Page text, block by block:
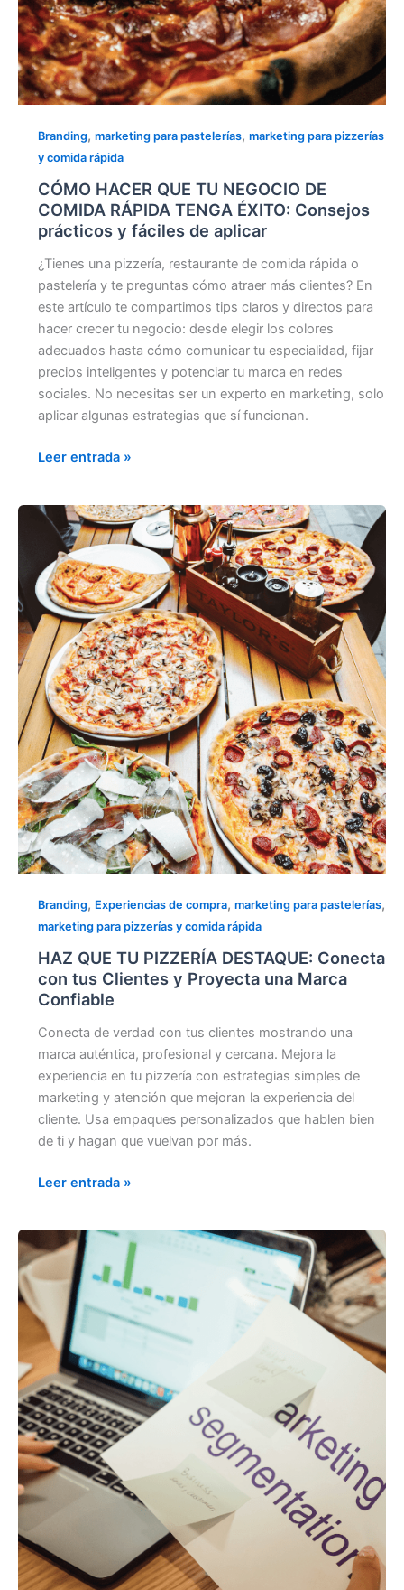
Branding, marketing para pastelerías, marketing para pizzerías
y comida rápida
CÓMO HACER QUE TU NEGOCIO DE
COMIDA RÁPIDA TENGA ÉXITO: Consejos
prácticos y fáciles de aplicar
¿Tienes una pizzería, restaurante de comida rápida o
pastelería y te preguntas cómo atraer más clientes? En
este artículo te compartimos tips claros y directos para
hacer crecer tu negocio: desde elegir los colores
adecuados hasta cómo comunicar tu especialidad, fijar
precios inteligentes y potenciar tu marca en redes
sociales. No necesitas ser un experto en marketing, solo
aplicar algunas estrategias que sí funcionan.
fáciles
de
aplicar
Leer entrada »
Branding, Experiencias de compra, marketing para pastelerías,
marketing para pizzerías y comida rápida
HAZ QUE TU PIZZERÍA DESTAQUE: Conecta
con tus Clientes y Proyecta una Marca
Confiable
Conecta de verdad con tus clientes mostrando una
marca auténtica, profesional y cercana. Mejora la
experiencia en tu pizzería con estrategias simples de
marketing y atención que mejoran la experiencia del
cliente. Usa empaques personalizados que hablen bien
de ti y hagan que vuelvan por más.
HAZ
QUE
TU
PIZZERÍA
DESTAQUE:
Conecta
con
tus
Clientes
y
Proyecta
una
Marca
Confiable
Leer entrada »
VENTAJAS
DE
SEGMENTAR
MERCADO
DE
COMIDA
RÁPIDA
O
PASTELERÍA